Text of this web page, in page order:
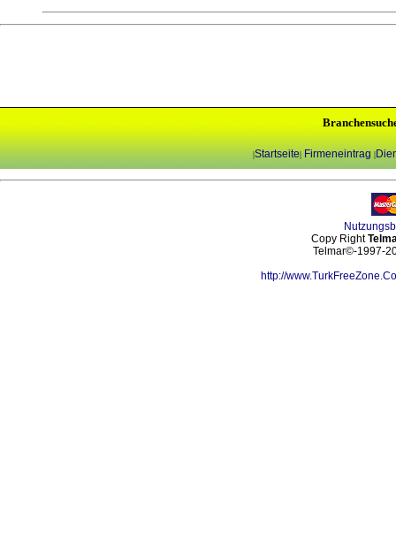
|Startseite| Firmeneintrag |
Copy Right
Telmar©-1997-
http://